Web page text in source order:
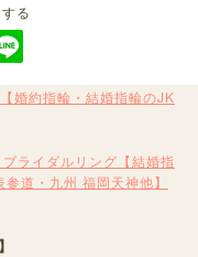
る
婚約指輪・結婚指輪のJK
ライダルリング【結婚指
道・九州 福岡天神他】